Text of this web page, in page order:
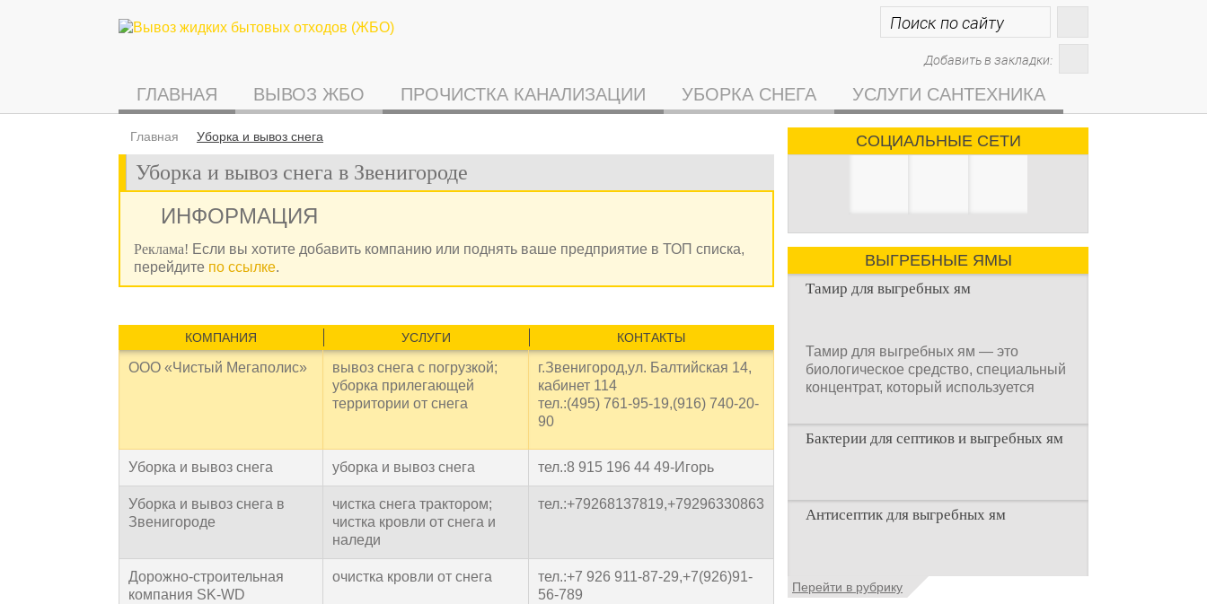
Добавить в закладки:
ГЛАВНАЯ ВЫВОЗ ЖБО ПРОЧИСТКА КАНАЛИЗАЦИИ УБОРКА СНЕГА УСЛУГИ САНТЕХНИКА
Главная Уборка и вывоз снега
Уборка и вывоз снега в Звенигороде
ИНФОРМАЦИЯ
Реклама! Если вы хотите добавить компанию или поднять ваше предприятие в ТОП списка,
перейдите по ссылке.
КОМПАНИЯ УСЛУГИ КОНТАКТЫ
ООО «Чистый Мегаполис»
вывоз снега с погрузкой;
уборка прилегающей
территории от снега
г.Звенигород,ул. Балтийская 14,
кабинет 114
тел.:(495) 761-95-19,(916) 740-20-
90
Уборка и вывоз снега уборка и вывоз снега тел.:8 915 196 44 49-Игорь
Уборка и вывоз снега в
Звенигороде
чистка снега трактором;
чистка кровли от снега и
наледи
тел.:+79268137819,+79296330863
Дорожно-строительная
компания SK-WD
очистка кровли от снега
тел.:+7 926 911-87-29,+7(926)91-
56-789
СОЦИАЛЬНЫЕ СЕТИ
ВЫГРЕБНЫЕ ЯМЫ
Тамир для выгребных ям
Тамир для выгребных ям — это
биологическое средство, специальный
концентрат, который используется
Бактерии для септиков и выгребных ям
Очистка канализационного стока или
выгребной ямой всегда являлась не
Антисептик для выгребных ям
Общие сведения об антисептиках
Антисептик для выгребных ям – это
Перейти в рубрику